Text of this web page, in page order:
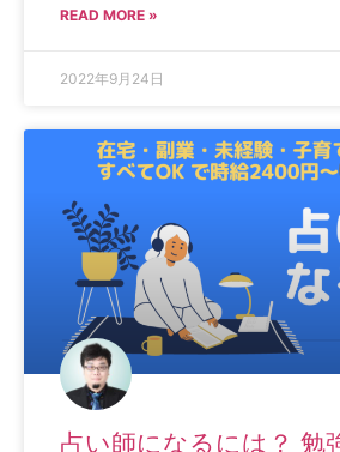
READ MORE »
2022年9月24日
占い師になるには？ 勉